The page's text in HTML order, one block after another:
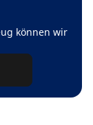
können wir